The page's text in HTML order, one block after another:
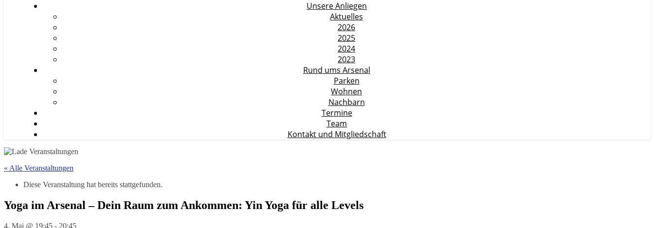
Unsere Anliegen
Aktuelles
2026
2025
2024
2023
Rund ums Arsenal
Parken
Wohnen
Nachbarn
Termine
Team
Kontakt und Mitgliedschaft
« Alle Veranstaltungen
Diese Veranstaltung hat bereits stattgefunden.
Yoga im Arsenal – Dein Raum zum Ankommen: Yin Yoga für alle Levels
4. Mai @ 19:45 - 20:45